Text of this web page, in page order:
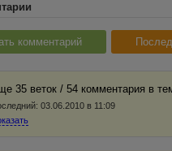
комментарий
35 веток / 54 комментария в
03.06.2010 в 11:09